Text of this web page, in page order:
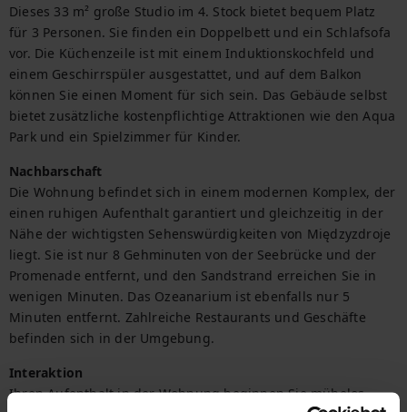
Dieses 33 m² große Studio im 4. Stock bietet bequem Platz
für 3 Personen. Sie finden ein Doppelbett und ein Schlafsofa
vor. Die Küchenzeile ist mit einem Induktionskochfeld und
einem Geschirrspüler ausgestattet, und auf dem Balkon
können Sie einen Moment für sich sein. Das Gebäude selbst
bietet zusätzliche kostenpflichtige Attraktionen wie den Aqua
Park und ein Spielzimmer für Kinder.
Nachbarschaft
Die Wohnung befindet sich in einem modernen Komplex, der
einen ruhigen Aufenthalt garantiert und gleichzeitig in der
Nähe der wichtigsten Sehenswürdigkeiten von Międzyzdroje
liegt. Sie ist nur 8 Gehminuten von der Seebrücke und der
Promenade entfernt, und den Sandstrand erreichen Sie in
wenigen Minuten. Das Ozeanarium ist ebenfalls nur 5
Minuten entfernt. Zahlreiche Restaurants und Geschäfte
befinden sich in der Umgebung.
Interaktion
Ihren Aufenthalt in der Wohnung beginnen Sie mühelos